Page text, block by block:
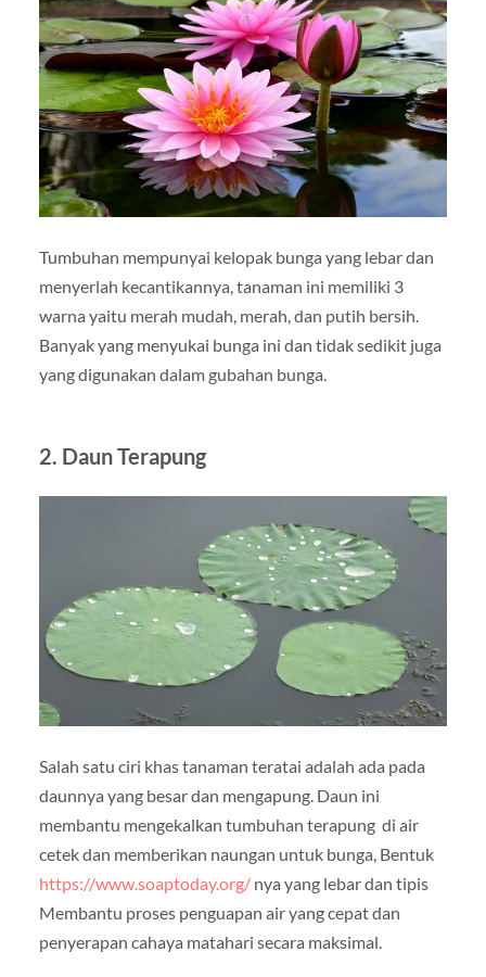
Tumbuhan mempunyai kelopak bunga yang lebar dan
menyerlah kecantikannya, tanaman ini memiliki 3
warna yaitu merah mudah, merah, dan putih bersih.
Banyak yang menyukai bunga ini dan tidak sedikit juga
yang digunakan dalam gubahan bunga.
2. Daun Terapung
Salah satu ciri khas tanaman teratai adalah ada pada
daunnya yang besar dan mengapung. Daun ini
membantu mengekalkan tumbuhan terapung di air
cetek dan memberikan naungan untuk bunga, Bentuk
https://www.soaptoday.org/nya yang lebar dan tipis
Membantu proses penguapan air yang cepat dan
penyerapan cahaya matahari secara maksimal.